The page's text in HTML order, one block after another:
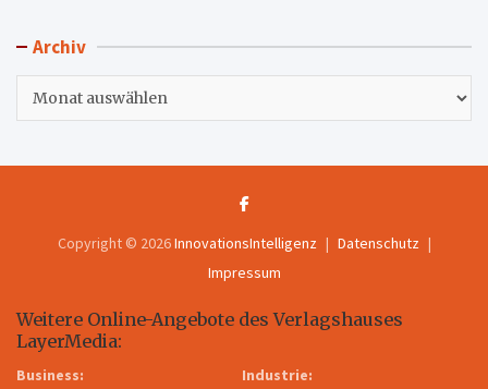
Archiv
Copyright © 2026InnovationsIntelligenz
Datenschutz
Impressum
Weitere Online-Angebote des Verlagshauses
LayerMedia:
Business:
Industrie: